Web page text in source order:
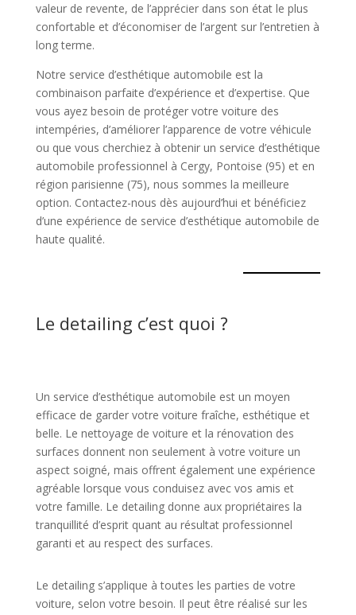
valeur de revente, de l’apprécier dans son état le plus
confortable et d’économiser de l’argent sur l’entretien à
long terme.
Notre service d’esthétique automobile est la
combinaison parfaite d’expérience et d’expertise. Que
vous ayez besoin de protéger votre voiture des
intempéries, d’améliorer l’apparence de votre véhicule
ou que vous cherchiez à obtenir un service d’esthétique
automobile professionnel à Cergy, Pontoise (95) et en
région parisienne (75), nous sommes la meilleure
option. Contactez-nous dès aujourd’hui et bénéficiez
d’une expérience de service d’esthétique automobile de
haute qualité.
Le detailing c’est quoi ?
Un service d’esthétique automobile est un moyen
efficace de garder votre voiture fraîche, esthétique et
belle. Le nettoyage de voiture et la rénovation des
surfaces donnent non seulement à votre voiture un
aspect soigné, mais offrent également une expérience
agréable lorsque vous conduisez avec vos amis et
votre famille. Le detailing donne aux propriétaires la
tranquillité d’esprit quant au résultat professionnel
garanti et au respect des surfaces.
Le detailing s’applique à toutes les parties de votre
voiture, selon votre besoin. Il peut être réalisé sur les